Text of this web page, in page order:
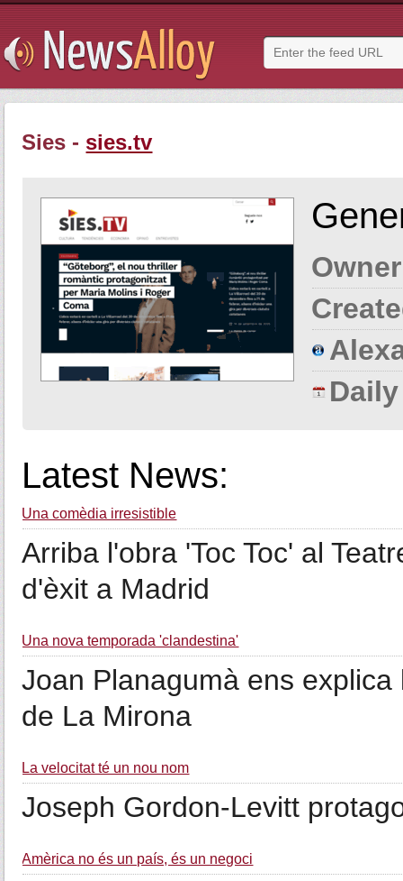
Sies - sies.tv
Latest News:
Una comèdia irresistible
Arriba l'obra 'Toc Toc' al
d'èxit a Madrid
Una nova temporada 'clandestina'
Joan Planagumà ens
de La Mirona
La velocitat té un nou nom
Joseph Gordon-Levitt
Amèrica no és un país, és un negoci